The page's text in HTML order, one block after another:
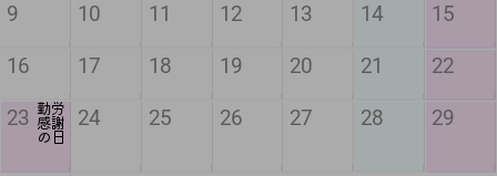
9 10 11 12 13 14 15
16 17 18 19 20 21 22
23 勤労
感謝
の日
24 25 26 27 28 29